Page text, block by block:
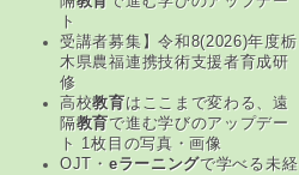
ト
受講者募集】令和8(2026)年度栃
木県農福連携技術支援者育成研
修
高校教育はここまで変わる、遠
隔教育で進む学びのアップデー
ト 1枚目の写真・画像
OJT・ eラーニングで学べる未経